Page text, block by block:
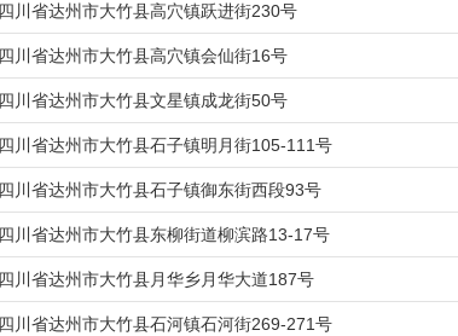
四川省达州市大竹县高穴镇跃进街230号
四川省达州市大竹县高穴镇会仙街16号
四川省达州市大竹县文星镇成龙街50号
四川省达州市大竹县石子镇明月街105-111号
四川省达州市大竹县石子镇御东街西段93号
四川省达州市大竹县东柳街道柳滨路13-17号
四川省达州市大竹县月华乡月华大道187号
四川省达州市大竹县石河镇石河街269-271号